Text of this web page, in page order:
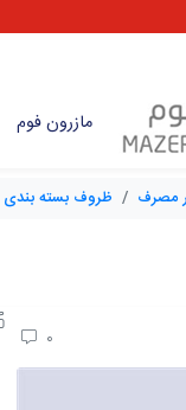
مازرون فوم
مصرف ظروف بسته
0